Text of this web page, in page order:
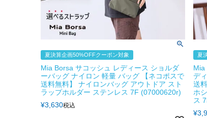
夏決算企画50%OFFクーポン対象
Mia Borsa サコッシュ レディース ショルダ
ーバッグ ナイロン 軽量 バッグ 【ネコポスで
送料無料】 ナイロンバッグ アウトドア スト
ラップホルダー ステンレス 7F (07000620r)
¥3,630税込
夏
Mia
デ
送
ホ
ス
¥